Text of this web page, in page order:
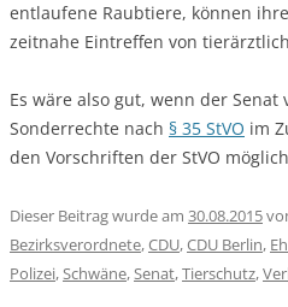
entlaufene Raubtiere, können
zeitnahe Eintreffen von
Es wäre also gut, wenn der
Sonderrechte nach § 35 StVO im
den Vorschriften der StVO
Dieser Beitrag wurde am 30.08.2015
Bezirksverordnete,CDU,CDU Berlin,
Polizei,Schwäne,Senat,Tierschutz,